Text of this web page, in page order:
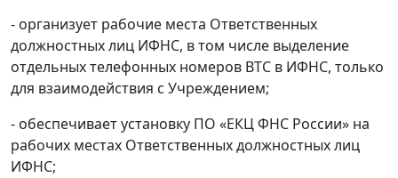
- организует рабочие места Ответственных
должностных лиц ИФНС, в том числе выделение
отдельных телефонных номеров ВТС в ИФНС, только
для взаимодействия с Учреждением;
- обеспечивает установку ПО «ЕКЦ ФНС России» на
рабочих местах Ответственных должностных лиц
ИФНС;